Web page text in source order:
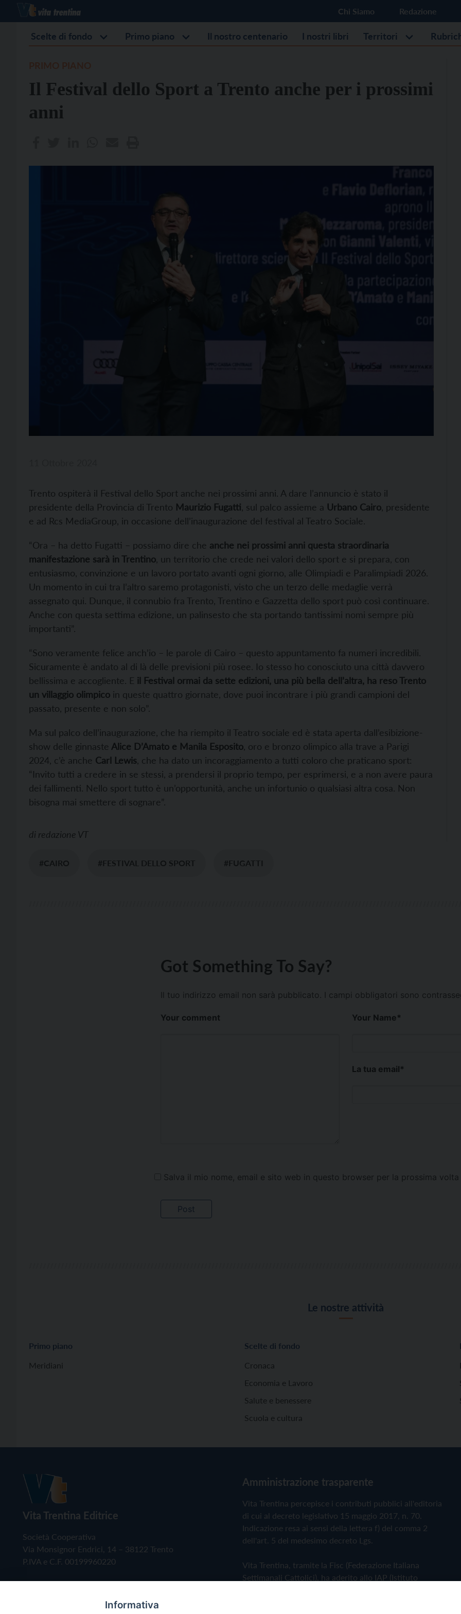
Chi Siamo Redazione
Scelte di fondo Primo piano Il nostro centenario I nostri libri Territori
Il Festival dello Sport a Trento anche per i prossimi
anni
Trento ospiterà il Festival dello Sport anche nei prossimi anni. A dare l’annuncio è stato il
presidente della Provincia di Trento Maurizio Fugatti , sul palco assieme a Urbano Cairo , presidente
e ad Rcs MediaGroup, in occasione dell’inaugurazione del festival al Teatro Sociale.
“Ora – ha detto Fugatti – possiamo dire che anche nei prossimi anni questa straordinaria
manifestazione sarà in Trentino , un territorio che crede nei valori dello sport e si prepara, con
entusiasmo, convinzione e un lavoro portato avanti ogni giorno, alle Olimpiadi e Paralimpiadi 2026.
Un momento in cui tra l’altro saremo protagonisti, visto che un terzo delle medaglie verrà
assegnato qui. Dunque, il connubio fra Trento, Trentino e Gazzetta dello sport può così continuare.
Anche con questa settima edizione, un palinsesto che sta portando tantissimi nomi sempre più
importanti”.
“Sono veramente felice anch’io – le parole di Cairo – questo appuntamento fa numeri incredibili.
Sicuramente è andato al di là delle previsioni più rosee. Io stesso ho conosciuto una città davvero
bellissima e accogliente. E il Festival ormai da sette edizioni, una più bella dell’altra, ha reso Trento
un villaggio olimpico in queste quattro giornate, dove puoi incontrare i più grandi campioni del
passato, presente e non solo”.
Ma sul palco dell’inaugurazione, che ha riempito il Teatro sociale ed è stata aperta dall’esibizione-
show delle ginnaste Alice D’Amato e Manila Esposito , oro e bronzo olimpico alla trave a Parigi
2024, c’è anche Carl Lewis , che ha dato un incoraggiamento a tutti coloro che praticano sport:
“Invito tutti a credere in se stessi, a prendersi il proprio tempo, per esprimersi, e a non avere paura
dei fallimenti. Nello sport tutto è un’opportunità, anche un infortunio o qualsiasi altra cosa. Non
bisogna mai smettere di sognare”.
di redazione VT
#CAIRO #FESTIVAL DELLO SPORT #FUGATTI
Got Something To Say?
Il tuo indirizzo email non sarà pubblicato. I campi obbligatori sono
Your comment Your Name*
La tua email*
Salva il mio nome, email e sito web in questo browser per la prossima
Le nostre attività
Primo piano
Meridiani
Scelte di fondo
Cronaca
Economia e Lavoro
Salute e benessere
Scuola e cultura
Vita Trentina Editrice
Società Cooperativa
Via Monsignor Endrici, 14 – 38122 Trento
P.IVA e C.F. 00199960220
Amministrazione trasparente
Vita Trentina percepisce i contributi pubblici all'editoria
di cui al decreto legislativo 15 maggio 2017, n. 70.
Indicazione resa ai sensi della lettera f) del comma 2
dell'art. 5 del medesimo decreto Lgs.
Vita Trentina, tramite la Fisc (Federazione Italiana
Settimanali Cattolici), ha aderito allo IAP (Istituto
Informativa